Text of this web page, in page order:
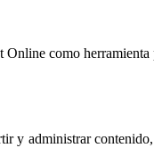
como
y administrar